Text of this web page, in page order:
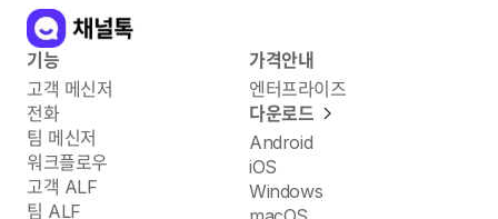
기능
고객 메신저
전화
팀 메신저
워크플로우
고객 ALF
팀 ALF
가격안내
엔터프라이즈
다운로드
Android
iOS
Windows